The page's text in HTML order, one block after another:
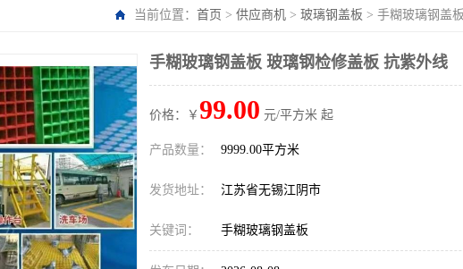
当前位置： 首页 > 供应商机 > 玻璃钢盖板 > 手糊玻璃钢盖
手糊玻璃钢盖板 玻璃钢检修盖板 抗紫外线
价格：￥ 99.00 元/平方米 起
产品数量： 9999.00平方米
发货地址： 江苏省无锡江阴市
关键词： 手糊玻璃钢盖板